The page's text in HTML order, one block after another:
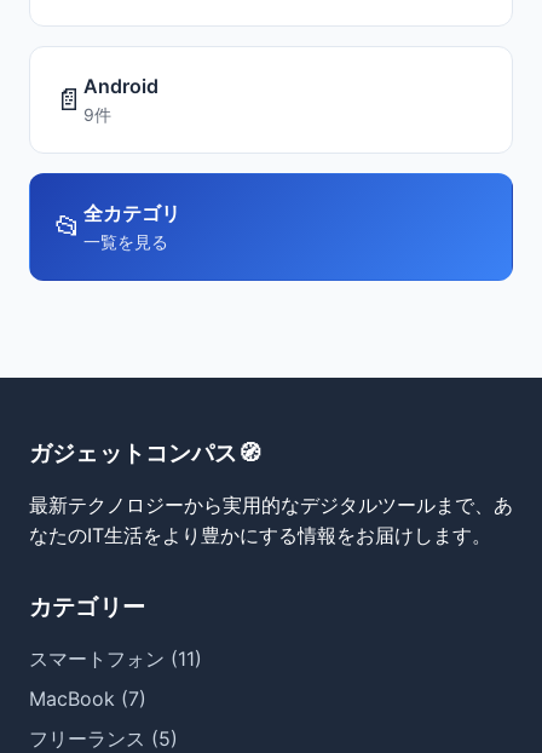
📄 Android
9件
📂 全カテゴリ
一覧を見る
ガジェットコンパス🧭
最新テクノロジーから実用的なデジタルツールまで、あ
なたのIT生活をより豊かにする情報をお届けします。
カテゴリー
スマートフォン (11)
MacBook (7)
フリーランス (5)